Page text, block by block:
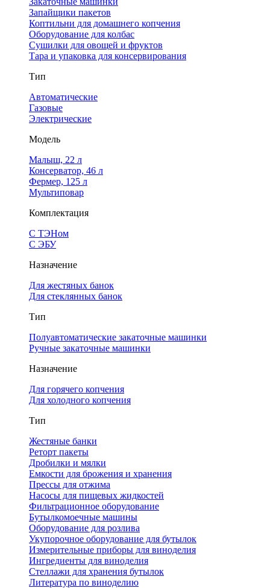
Запайщики пакетов
Коптильни для домашнего копчения
Оборудование для колбас
Сушилки для овощей и фруктов
Тара и упаковка для консервирования
Тип
Автоматические
Газовые
Электрические
Модель
Малыш, 22 л
Консерватор, 46 л
Фермер, 125 л
Мультиповар
Комплектация
С ТЭНом
С ЭБУ
Назначение
Для жестяных банок
Для стеклянных банок
Тип
Полуавтоматические закаточные машинки
Ручные закаточные машинки
Назначение
Для горячего копчения
Для холодного копчения
Тип
Жестяные банки
Реторт пакеты
Дробилки и мялки
Емкости для брожения и хранения
Прессы для отжима
Насосы для пищевых жидкостей
Фильтрационное оборудование
Бутылкомоечные машины
Оборудование для розлива
Укупорочное оборудование для бутылок
Измерительные приборы для виноделия
Ингредиенты для виноделия
Стеллажи для хранения бутылок
Литература по виноделию